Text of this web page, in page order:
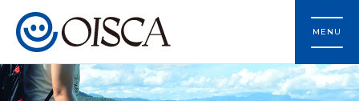
MENU